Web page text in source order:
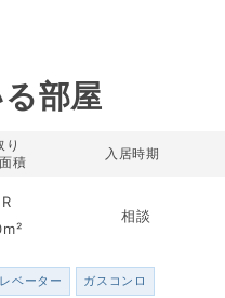
部屋
り
積
入居時期
相談
ベーター ガスコンロ